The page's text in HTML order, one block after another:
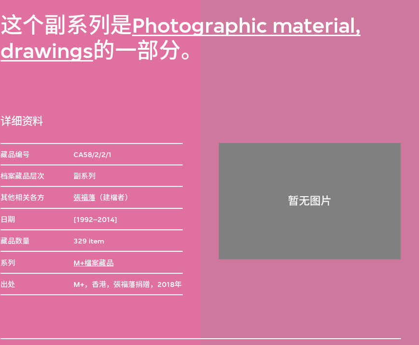
这个副系列是Photographic material,
drawings的一部分。
详细资料
藏品编号 CA58/2/2/1
档案藏品层次 副系列
其他相关各方 張福藩 （建檔者）
日期 [1992–2014]
藏品数量 329 item
系列 M+檔案藏品
出处 M+，香港，張福藩捐贈，2018年